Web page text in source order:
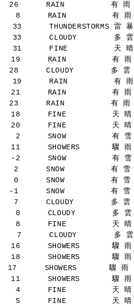
26      RAIN          有 雨
8      RAIN          有 雨
THUNDERSTORMS 雷 暴
CLOUDY        多 雲
31      FINE          天 晴
19      RAIN          有 雨
28      CLOUDY        多 雲
19      RAIN          有 雨
21      RAIN          有 雨
23      RAIN          有 雨
18      FINE          天 晴
20      FINE          天 晴
2      SNOW          有 雪
SHOWERS       驟 雨
-2      SNOW          有 雪
2      SNOW          有 雪
0      SNOW          有 雪
-1      SNOW          有 雪
7      CLOUDY        多 雲
0      CLOUDY        多 雲
8      FINE          天 晴
7      CLOUDY        多 雲
16      SHOWERS       驟 雨
18      SHOWERS       驟 雨
SHOWERS       驟 雨
SHOWERS       驟 雨
4      FINE          天 晴
5      FINE          天 晴